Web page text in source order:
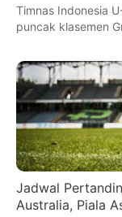
Timnas Indonesia
puncak klasemen
Jadwal
Australia, Piala